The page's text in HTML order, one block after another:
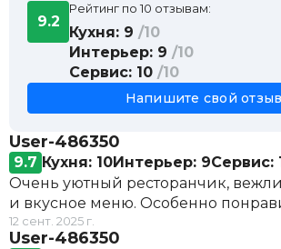
9.2
Рейтинг по 10 отзывам:
Кухня: 9 /10
Интерьер: 9 /10
Сервис: 10 /10
Напишите свой отзыв
User-486350
9.7 Кухня: 10Интерьер: 9Сервис:
Очень уютный ресторанчик,
и вкусное меню. Особенно
12 сент. 2025 г.
User-486350